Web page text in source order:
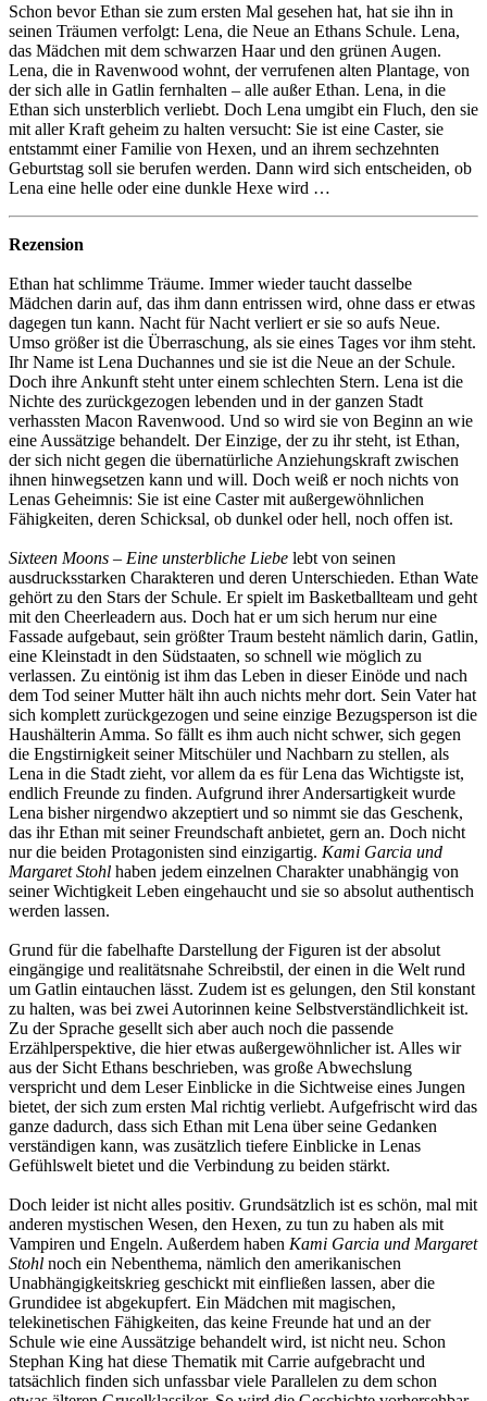
Schon bevor Ethan sie zum ersten Mal gesehen hat, hat sie ihn in
seinen Träumen verfolgt: Lena, die Neue an Ethans Schule. Lena,
das Mädchen mit dem schwarzen Haar und den grünen Augen.
Lena, die in Ravenwood wohnt, der verrufenen alten Plantage, von
der sich alle in Gatlin fernhalten – alle außer Ethan. Lena, in die
Ethan sich unsterblich verliebt. Doch Lena umgibt ein Fluch, den sie
mit aller Kraft geheim zu halten versucht: Sie ist eine Caster, sie
entstammt einer Familie von Hexen, und an ihrem sechzehnten
Geburtstag soll sie berufen werden. Dann wird sich entscheiden, ob
Lena eine helle oder eine dunkle Hexe wird …
Rezension
Ethan hat schlimme Träume. Immer wieder taucht dasselbe
Mädchen darin auf, das ihm dann entrissen wird, ohne dass er etwas
dagegen tun kann. Nacht für Nacht verliert er sie so aufs Neue.
Umso größer ist die Überraschung, als sie eines Tages vor ihm steht.
Ihr Name ist Lena Duchannes und sie ist die Neue an der Schule.
Doch ihre Ankunft steht unter einem schlechten Stern. Lena ist die
Nichte des zurückgezogen lebenden und in der ganzen Stadt
verhassten Macon Ravenwood. Und so wird sie von Beginn an wie
eine Aussätzige behandelt. Der Einzige, der zu ihr steht, ist Ethan,
der sich nicht gegen die übernatürliche Anziehungskraft zwischen
ihnen hinwegsetzen kann und will. Doch weiß er noch nichts von
Lenas Geheimnis: Sie ist eine Caster mit außergewöhnlichen
Fähigkeiten, deren Schicksal, ob dunkel oder hell, noch offen ist.
Sixteen Moons – Eine unsterbliche Liebe lebt von seinen
ausdrucksstarken Charakteren und deren Unterschieden. Ethan Wate
gehört zu den Stars der Schule. Er spielt im Basketballteam und geht
mit den Cheerleadern aus. Doch hat er um sich herum nur eine
Fassade aufgebaut, sein größter Traum besteht nämlich darin, Gatlin,
eine Kleinstadt in den Südstaaten, so schnell wie möglich zu
verlassen. Zu eintönig ist ihm das Leben in dieser Einöde und nach
dem Tod seiner Mutter hält ihn auch nichts mehr dort. Sein Vater hat
sich komplett zurückgezogen und seine einzige Bezugsperson ist die
Haushälterin Amma. So fällt es ihm auch nicht schwer, sich gegen
die Engstirnigkeit seiner Mitschüler und Nachbarn zu stellen, als
Lena in die Stadt zieht, vor allem da es für Lena das Wichtigste ist,
endlich Freunde zu finden. Aufgrund ihrer Andersartigkeit wurde
Lena bisher nirgendwo akzeptiert und so nimmt sie das Geschenk,
das ihr Ethan mit seiner Freundschaft anbietet, gern an. Doch nicht
nur die beiden Protagonisten sind einzigartig. Kami Garcia und
Margaret Stohl haben jedem einzelnen Charakter unabhängig von
seiner Wichtigkeit Leben eingehaucht und sie so absolut authentisch
werden lassen.
Grund für die fabelhafte Darstellung der Figuren ist der absolut
eingängige und realitätsnahe Schreibstil, der einen in die Welt rund
um Gatlin eintauchen lässt. Zudem ist es gelungen, den Stil konstant
zu halten, was bei zwei Autorinnen keine Selbstverständlichkeit ist.
Zu der Sprache gesellt sich aber auch noch die passende
Erzählperspektive, die hier etwas außergewöhnlicher ist. Alles wir
aus der Sicht Ethans beschrieben, was große Abwechslung
verspricht und dem Leser Einblicke in die Sichtweise eines Jungen
bietet, der sich zum ersten Mal richtig verliebt. Aufgefrischt wird das
ganze dadurch, dass sich Ethan mit Lena über seine Gedanken
verständigen kann, was zusätzlich tiefere Einblicke in Lenas
Gefühlswelt bietet und die Verbindung zu beiden stärkt.
Doch leider ist nicht alles positiv. Grundsätzlich ist es schön, mal mit
anderen mystischen Wesen, den Hexen, zu tun zu haben als mit
Vampiren und Engeln. Außerdem haben Kami Garcia und Margaret
Stohl noch ein Nebenthema, nämlich den amerikanischen
Unabhängigkeitskrieg geschickt mit einfließen lassen, aber die
Grundidee ist abgekupfert. Ein Mädchen mit magischen,
telekinetischen Fähigkeiten, das keine Freunde hat und an der
Schule wie eine Aussätzige behandelt wird, ist nicht neu. Schon
Stephan King hat diese Thematik mit Carrie aufgebracht und
tatsächlich finden sich unfassbar viele Parallelen zu dem schon